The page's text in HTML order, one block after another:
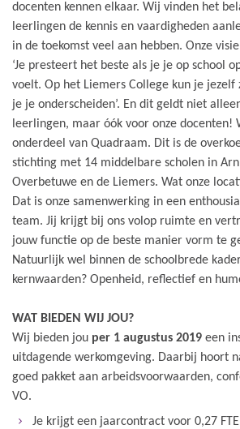
docenten kennen elkaar. Wij vinden het
leerlingen de kennis en vaardigheden
in de toekomst veel aan hebben. Onze
‘Je presteert het beste als je je op school
voelt. Op het Liemers College kun je jezelf
je je onderscheiden’. En dit geldt niet
leerlingen, maar óók voor onze docenten!
onderdeel van Quadraam. Dit is de
stichting met 14 middelbare scholen in
Overbetuwe en de Liemers. Wat onze
Dat is onze samenwerking in een
team. Jij krijgt bij ons volop ruimte en
jouw functie op de beste manier vorm te
Natuurlijk wel binnen de schoolbrede
kernwaarden? Openheid, reflectief en
WAT BIEDEN WIJ JOU?
Wij bieden jou per 1 augustus 2019 een
uitdagende werkomgeving. Daarbij hoort
goed pakket aan arbeidsvoorwaarden,
VO.
Je krijgt een jaarcontract voor 0,27